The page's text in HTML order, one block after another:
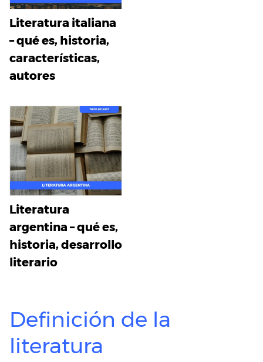
Literatura italiana
– qué es, historia,
características,
autores
Literatura
argentina – qué es,
historia, desarrollo
literario
Definición de la
literatura